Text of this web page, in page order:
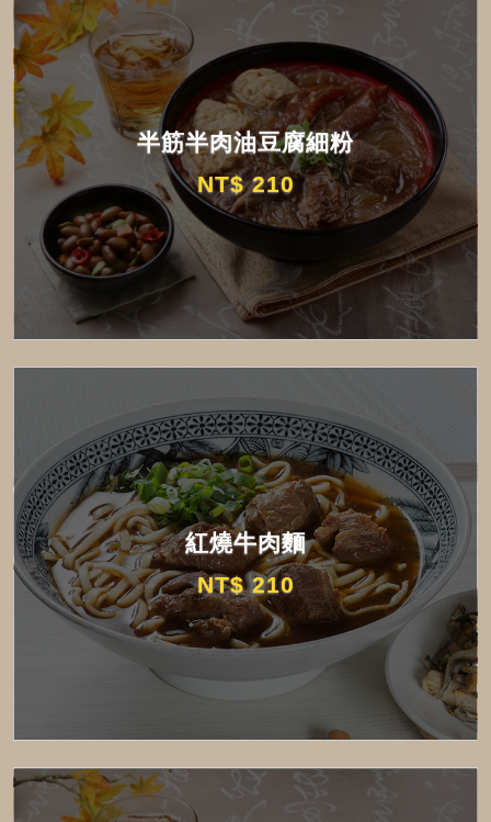
半筋半肉油豆腐細粉
NT$ 210
紅燒牛肉麵
NT$ 210